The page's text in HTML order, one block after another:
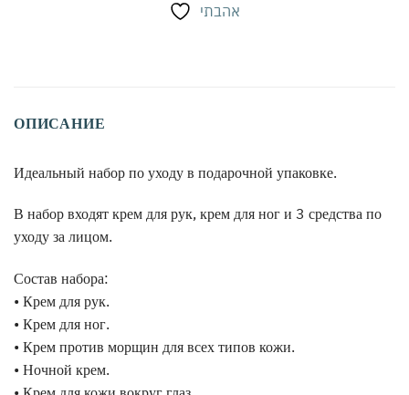
אהבתי
ОПИСАНИЕ
Идеальный набор по уходу в подарочной упаковке.
В набор входят крем для рук, крем для ног и 3 средства по
уходу за лицом.
Состав набора:
• Крем для рук.
• Крем для ног.
• Крем против морщин для всех типов кожи.
• Ночной крем.